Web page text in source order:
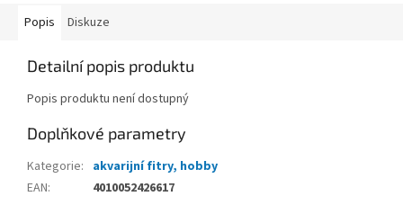
Popis Diskuze
Detailní popis produktu
Popis produktu není dostupný
Doplňkové parametry
Kategorie: akvarijní fitry, hobby
EAN: 4010052426617